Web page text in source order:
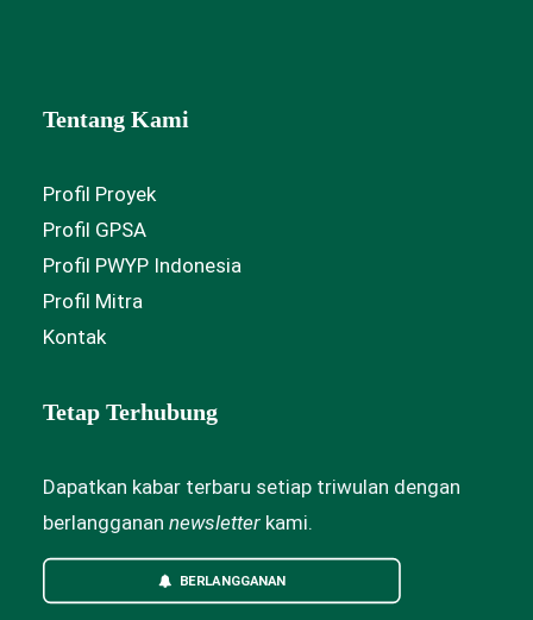
Tentang Kami
Profil Proyek
Profil GPSA
Profil PWYP Indonesia
Profil Mitra
Kontak
Tetap Terhubung
Dapatkan kabar terbaru setiap triwulan dengan
berlangganan newsletter kami.
BERLANGGANAN